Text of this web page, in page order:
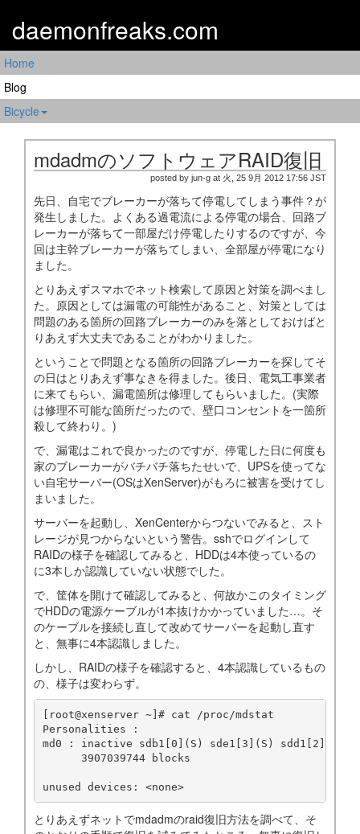
daemonfreaks.com
Home
Blog
Bicycle
mdadmのソフトウェアRAID復旧
posted by jun-g at 火, 25 9月 2012 17:56 JST
先日、自宅でブレーカーが落ちて停電してしまう事件？が
発生しました。よくある過電流による停電の場合、回路ブ
レーカーが落ちて一部屋だけ停電したりするのですが、今
回は主幹ブレーカーが落ちてしまい、全部屋が停電になり
ました。
とりあえずスマホでネット検索して原因と対策を調べまし
た。原因としては漏電の可能性があること、対策としては
問題のある箇所の回路ブレーカーのみを落としておけばと
りあえず大丈夫であることがわかりました。
ということで問題となる箇所の回路ブレーカーを探してそ
の日はとりあえず事なきを得ました。後日、電気工事業者
に来てもらい、漏電箇所は修理してもらいました。(実際
は修理不可能な箇所だったので、壁口コンセントを一箇所
殺して終わり。)
で、漏電はこれで良かったのですが、停電した日に何度も
家のブレーカーがバチバチ落ちたせいで、UPSを使ってな
い自宅サーバー(OSはXenServer)がもろに被害を受けてし
まいました。
サーバーを起動し、XenCenterからつないでみると、スト
レージが見つからないという警告。sshでログインして
RAIDの様子を確認してみると、HDDは4本使っているの
に3本しか認識していない状態でした。
で、筐体を開けて確認してみると、何故かこのタイミング
でHDDの電源ケーブルが1本抜けかかっていました…。そ
のケーブルを接続し直して改めてサーバーを起動し直す
と、無事に4本認識しました。
しかし、RAIDの様子を確認すると、4本認識しているもの
の、様子は変わらず。
[root@xenserver ~]# cat /proc/mdstat
Personalities :
md0 : inactive sdb1[0](S) sde1[3](S) sdd1[2](S)
      3907039744 blocks
unused devices: <none>
とりあえずネットでmdadmのraid復旧方法を調べて、そ